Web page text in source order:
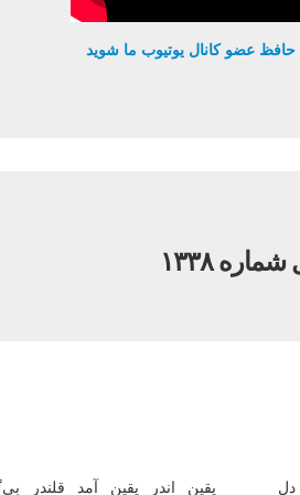
حافظ عضو کانال یوتیوب ما شوید
۱۳۳۸
یقین اندر یقین آمد قلندر